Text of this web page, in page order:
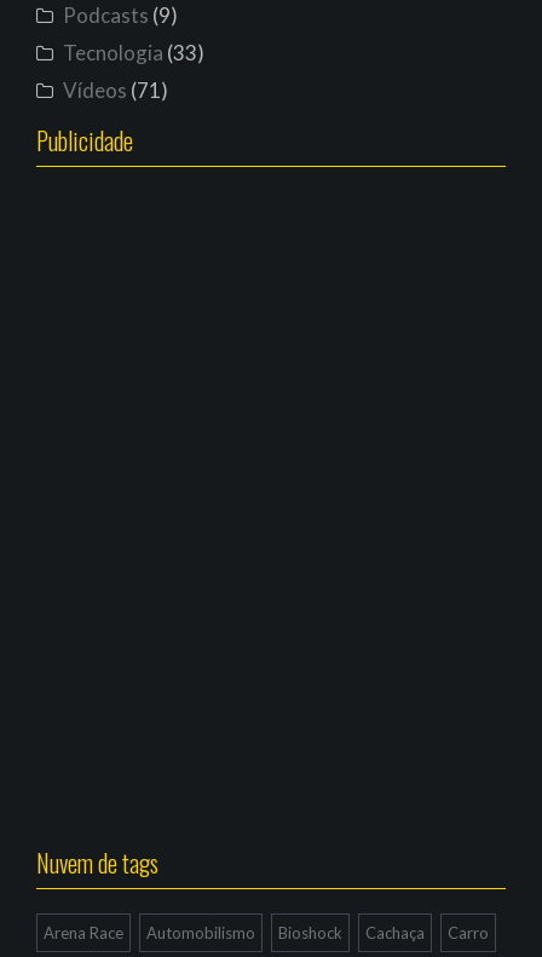
Podcasts (9)
Tecnologia (33)
Vídeos (71)
Publicidade
Nuvem de tags
Arena Race Automobilismo Bioshock Cachaça Carro